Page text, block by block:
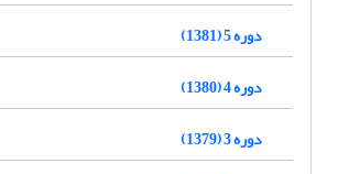
دوره 5 (1381)
دوره 4 (1380)
دوره 3 (1379)